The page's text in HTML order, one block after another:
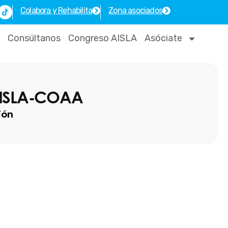
T
i
k
o
Colabora y Rehabilita Zona asociados
Consúltanos Congreso AISLA Asóciate
COAA